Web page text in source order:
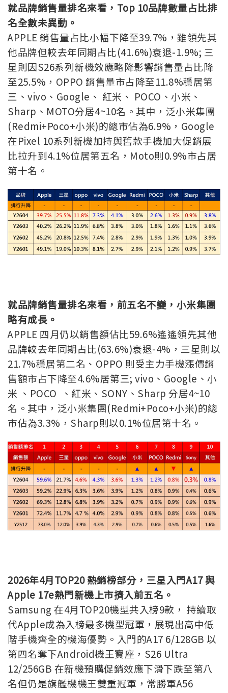
就品牌銷售量排名來看，Top 10品牌數量占比排
名全數未異動。
APPLE 銷售量占比小幅下降至39.7%，雖領先其
他品牌但較去年同期占比(41.6%)衰退-1.9%; 三
星則因S26系列新機效應略降影響銷售量占比降
至25.5%，OPPO 銷售量市占降至11.8%穩居第
三、vivo、Google、 紅米、 POCO、小米、
Sharp、MOTO分居4~10名。其中，泛小米集團
(Redmi+Poco+小米)的總市佔為6.9%，Google
在Pixel 10系列新機加持與舊款手機加大促銷展
比拉升到4.1%位居第五名，Moto則0.9%市占居
第十名。
就品牌銷售量排名來看，前五名不變，小米集團
略有成長。
APPLE 四月仍以銷售額佔比59.6%遙遙領先其他
品牌較去年同期占比(63.6%)衰退-4%，三星則以
21.7%穩居第二名、OPPO 則受主力手機漲價銷
售額市占下降至4.6%居第三; vivo、Google、小
米 、POCO 、紅米、SONY、Sharp 分居4~10
名。其中，泛小米集團(Redmi+Poco+小米)的總
市佔為3.3%，Sharp則以0.1%位居第十名。
2026年4月TOP20 熱銷榜部分，三星入門A17 與
Apple 17e熱門新機上市擠入前五名 。
Samsung 在4月TOP20機型共入榜9款， 持續取
代Apple成為入榜最多機型冠軍，展現出高中低
階手機齊全的機海優勢。入門的A17 6/128GB 以
第四名奪下Android機王寶座，S26 Ultra
12/256GB 在新機預購促銷效應下滑下跌至第八
名但仍是旗艦機機王雙重冠軍，常勝軍A56